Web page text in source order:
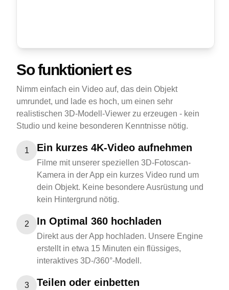
So funktioniert es
Nimm einfach ein Video auf, das dein Objekt
umrundet, und lade es hoch, um einen sehr
realistischen 3D-Modell-Viewer zu erzeugen - kein
Studio und keine besonderen Kenntnisse nötig.
1 Ein kurzes 4K-Video aufnehmen
Filme mit unserer speziellen 3D-Fotoscan-
Kamera in der App ein kurzes Video rund um
dein Objekt. Keine besondere Ausrüstung und
kein Hintergrund nötig.
2 In Optimal 360 hochladen
Direkt aus der App hochladen. Unsere Engine
erstellt in etwa 15 Minuten ein flüssiges,
interaktives 3D-/360°-Modell.
3 Teilen oder einbetten